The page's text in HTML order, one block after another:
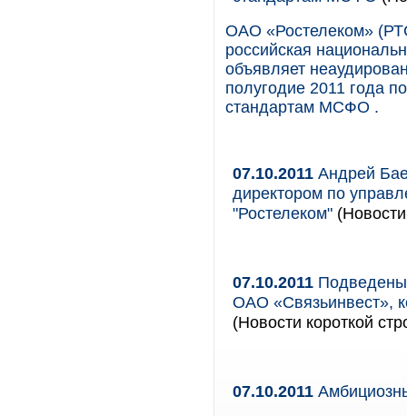
ОАО «Ростелеком»
российская
объявляет
полугодие 2011 года
стандартам МСФО .
07.10.2011 Андрей
директором по
"Ростелеком"
07.10.2011 Подведены
ОАО «Связьинвест»,
(Новости короткой
07.10.2011